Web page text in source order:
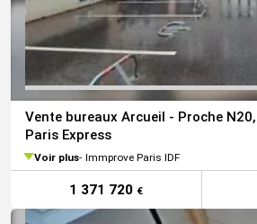
Vente bureaux Arcueil - Proche N20,
Paris Express
Voir plus Immprove Paris IDF
1 371 720 €